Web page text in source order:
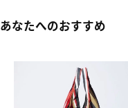
あなたへのおすすめ